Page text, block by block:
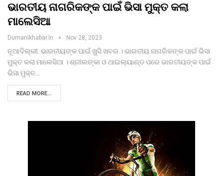
ଭାରତୀୟ ନାଗରିକଙ୍କ ପାଇଁ ଭିସା ମୁକ୍ତ କଲା
ମାଲେସିଆ
Dumanikhabar.in Nov 28, 2023
ନୂଆଦିଲ୍ଲୀ: ଭାରତୀୟଙ୍କ ପାଇଁ ଖୁସି ଖବର । ଭାରତୀୟ ନାଗରିକଙ୍କ ପାଇଁ ଭିସା
ମୁକ୍ତ କଲା ମାଲେସିଆ । ଶ୍ରୀଲଙ୍କା ଓ ଥାଇଲ୍ୟାଣ୍ଡ ପରେ ଭାରତୀୟଙ୍କ ପାଇଁ
ଭିସା ମୁକ୍ତ…
READ MORE...